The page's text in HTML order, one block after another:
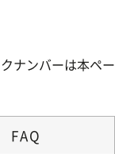
ナンバーは本ペー
FAQ